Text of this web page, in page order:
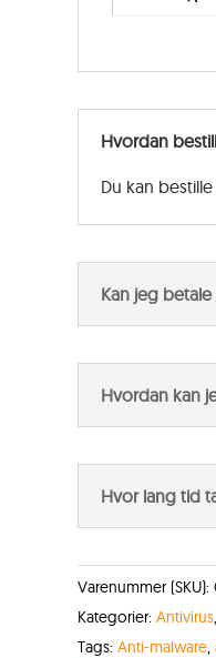
Hvordan
Du kan
Kan jeg
Hvordan kan
Hvor lang tid
Varenummer (SKU):
Kategorier: Antivirus,
Tags: Anti-malware,